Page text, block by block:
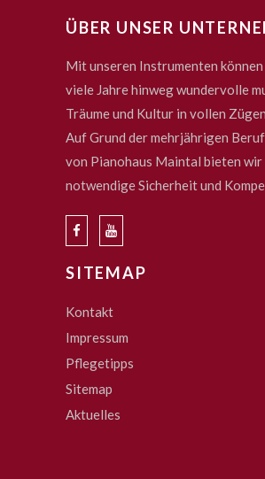
ÜBER UNSER
Mit unseren Instrumenten können
viele Jahre hinweg wundervolle
Träume und Kultur in vollen
Auf Grund der mehrjährigen
von Pianohaus Maintal bieten wir
notwendige Sicherheit und
SITEMAP
Kontakt
Impressum
Pflegetipps
Sitemap
Aktuelles